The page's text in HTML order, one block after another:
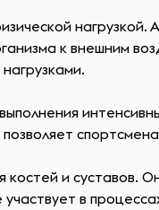
к внешним
и суставов.
в